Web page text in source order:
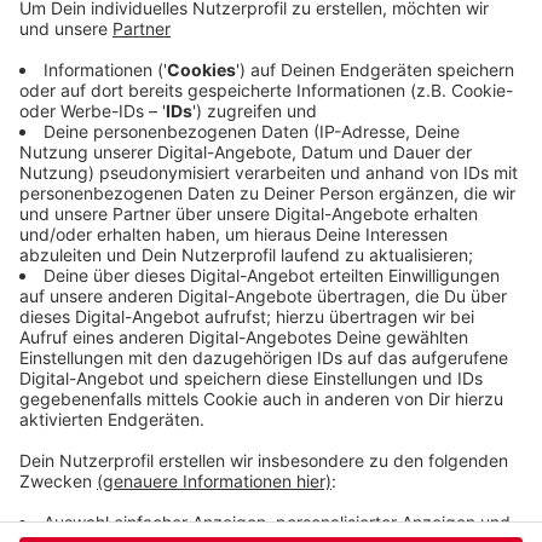
Zwischen Barmen und Wichlinghausen konnte die
Polizei die drei Autos stoppen. Die Kontrolle von
Handy-Chats der Fahrer und Beifahrer bestätigte
den Verdacht, dass das Rennen abgesprochen war.
Die Polizei beschlagnahmte die drei Autos,
mehrere Handys und zwei Führerscheine.
Veröffentlicht:Montag, 21.08.2023 13:14
Anzeige
Anzeige